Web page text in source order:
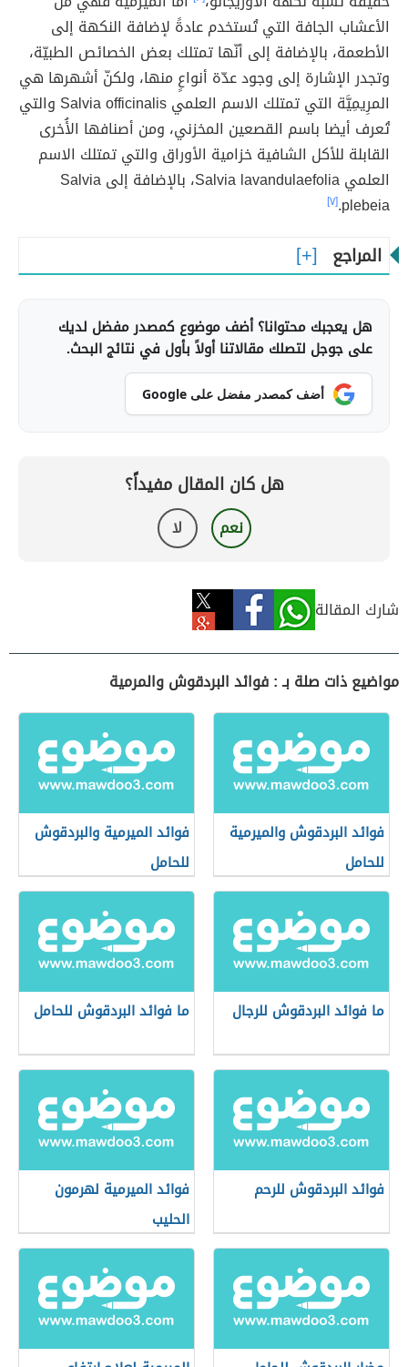
الأعشاب الجافة التي تُستخدم عادةً لإضافة النكهة إلى
الأطعمة، بالإضافة إلى أنّها تمتلك بعض الخصائص الطبيّة،
وتجدر الإشارة إلى وجود عدّة أنواعٍ منها، ولكنّ أشهرها هي
المرِيمِيَّة التي تمتلك الاسم العلمي Salvia officinalis والتي
تُعرف أيضا باسم القصعين المخزني، ومن أصنافها الأُخرى
القابلة للأكل الشافية خزامية الأوراق والتي تمتلك الاسم
العلمي Salvia lavandulaefolia، بالإضافة إلى Salvia
plebeia. [٧]
المراجع
هل يعجبك محتوانا؟ أضف موضوع كمصدر مفضل لديك
على جوجل لتصلك مقالاتنا أولاً بأول في نتائج البحث.
أضف كمصدر مفضل على Google
هل كان المقال مفيداً؟
نعم لا
شارك المقالة
مواضيع ذات صلة بـ : فوائد البردقوش والمرمية
فوائد البردقوش والميرمية
للحامل
فوائد الميرمية والبردقوش
للحامل
ما فوائد البردقوش للرجال ما فوائد البردقوش للحامل
فوائد البردقوش للرحم
فوائد الميرمية لهرمون
الحليب